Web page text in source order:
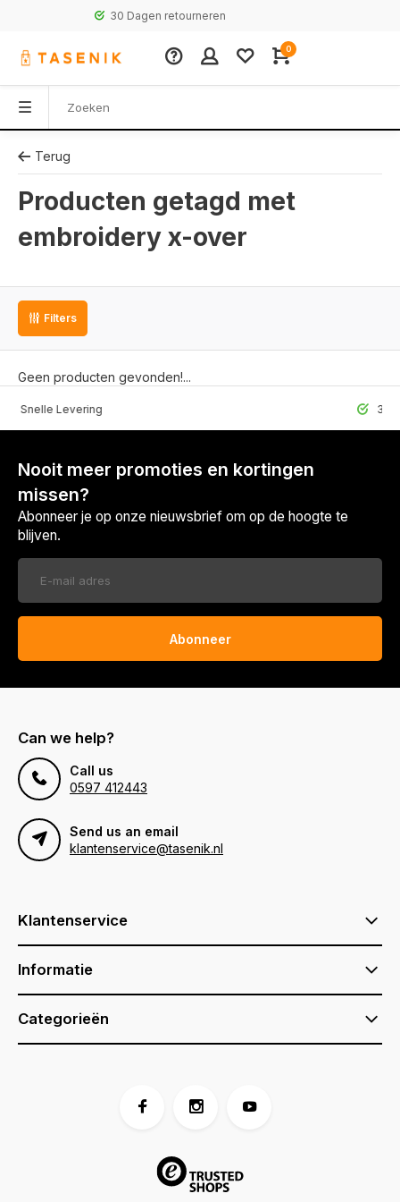
30 Dagen retourneren
0
Terug
Producten getagd met
embroidery x-over
Filters
Geen producten gevonden!...
Levering 30 Dagen
Nooit meer promoties en kortingen
missen?
Abonneer je op onze nieuwsbrief om op de hoogte te
blijven.
Abonneer
Can we help?
Call us
0597 412443
Send us an email
klantenservice@tasenik.nl
Klantenservice
Informatie
Categorieën